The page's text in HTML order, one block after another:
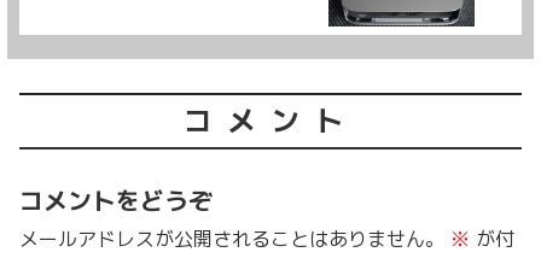
コメント
コメントをどうぞ
メールアドレスが公開されることはありません。 ※ が付